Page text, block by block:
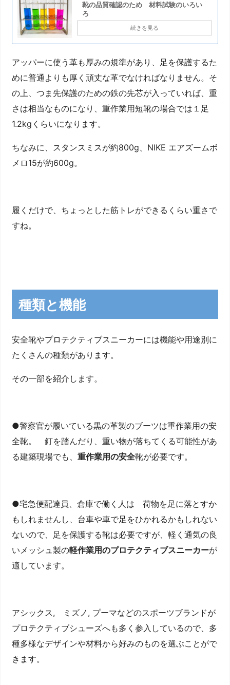
靴の品質確認のため 材料試験のいろい
ろ
続きを見る
アッパーに使う革も厚みの規準があり、足を保護するた
めに普通よりも厚く頑丈な革でなければなりません。そ
の上、つま先保護のための鉄の先芯が入っていれば、重
さは相当なものになり、重作業用短靴の場合では１足
1.2kgくらいになります。
ちなみに、スタンスミスが約800g、NIKE エアズームボ
メロ15が約600g。
履くだけで、ちょっとした筋トレができるくらい重さで
すね。
種類と機能
安全靴やプロテクティブスニーカーには機能や用途別に
たくさんの種類があります。
その一部を紹介します。
●警察官が履いている黒の革製のブーツは重作業用の安
全靴。 釘を踏んだり、重い物が落ちてくる可能性があ
る建築現場でも、重作業用の安全靴が必要です。
●宅急便配達員、倉庫で働く人は 荷物を足に落とすか
もしれませんし、台車や車で足をひかれるかもしれない
ないので、足を保護する靴は必要ですが、軽く通気の良
いメッシュ製の軽作業用のプロテクティブスニーカーが
適しています。
アシックス, ミズノ, プーマなどのスポーツブランドが
プロテクティブシューズへも多く参入しているので、多
種多様なデザインや材料から好みのものを選ぶことがで
きます。